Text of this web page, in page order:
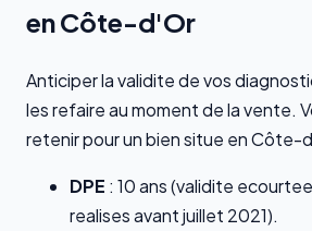
en Côte-d'Or
Anticiper la validite de vos
les refaire au moment de la vente.
retenir pour un bien situe en Côte-
DPE : 10 ans (validite
realises avant juillet 2021).